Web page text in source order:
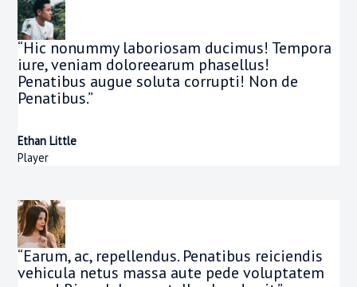
“Hic nonummy laboriosam ducimus! Tempora
iure, veniam doloreearum phasellus!
Penatibus augue soluta corrupti! Non de
Penatibus.”
Ethan Little
Player
“Earum, ac, repellendus. Penatibus reiciendis
vehicula netus massa aute pede voluptatem